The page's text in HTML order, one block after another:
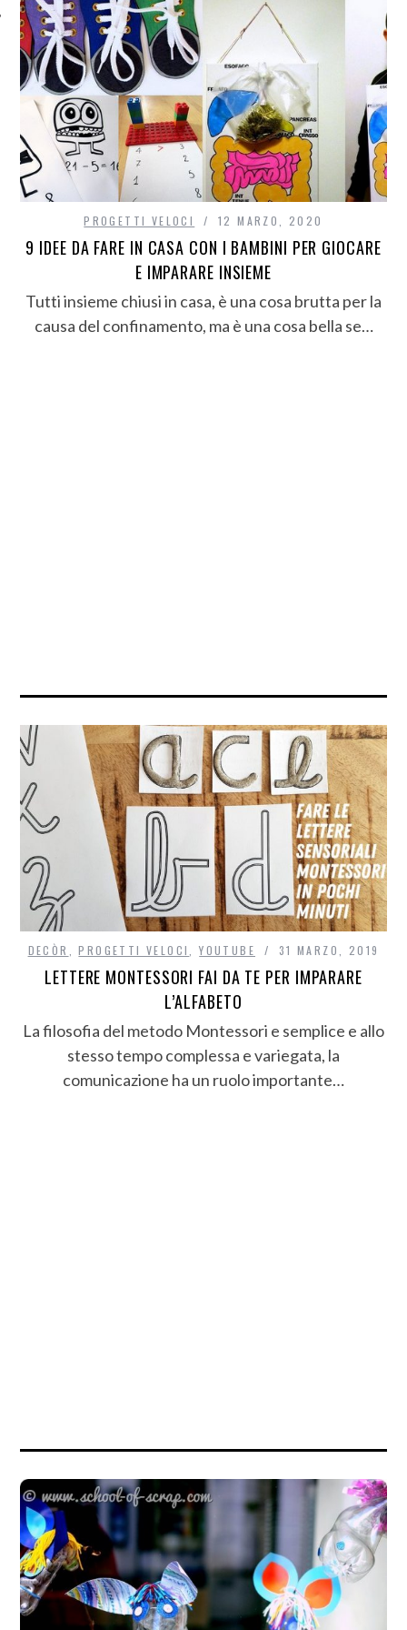
PROGETTI VELOCI 12 MARZO, 2020
9 IDEE DA FARE IN CASA CON I BAMBINI PER GIOCARE
E IMPARARE INSIEME
Tutti insieme chiusi in casa, è una cosa brutta per la
causa del confinamento, ma è una cosa bella se…
DECÒR ,PROGETTI VELOCI ,YOUTUBE 31 MARZO, 2019
LETTERE MONTESSORI FAI DA TE PER IMPARARE
L’ALFABETO
La filosofia del metodo Montessori e semplice e allo
stesso tempo complessa e variegata, la
comunicazione ha un ruolo importante…